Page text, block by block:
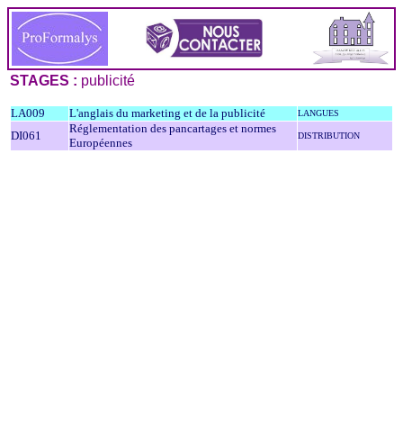
STAGES : publicité
LA009 L'anglais du marketing et de la publicité LANGUES
DI061
Réglementation des pancartages et normes
Européennes
DISTRIBUTION